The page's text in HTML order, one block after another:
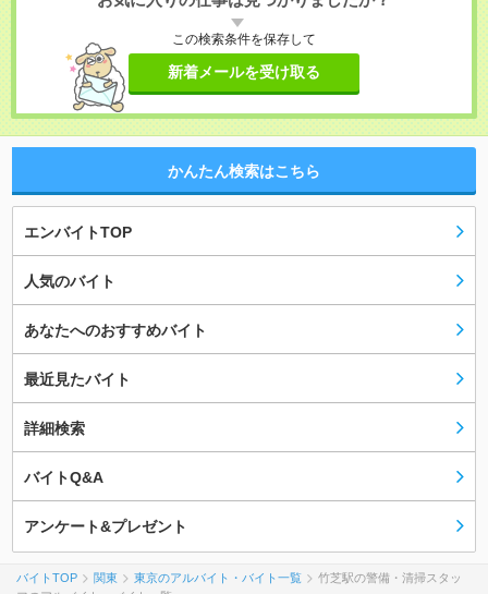
この検索条件を保存して
新着メールを受け取る
かんたん検索はこちら
エンバイトTOP
人気のバイト
あなたへのおすすめバイト
最近見たバイト
詳細検索
バイトQ&A
アンケート&プレゼント
バイトTOP 関東 東京のアルバイト・バイト一覧
竹芝駅の警備・清掃スタッ